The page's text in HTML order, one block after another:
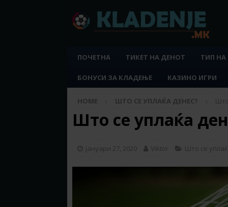
ПОЧЕТНА ТИКЕТ НА ДЕНОТ ТИП
БОНУСИ ЗА КЛАДЕЊЕ КАЗИНО ИГРИ
HOME ШТО СЕ УПЛАЌА ДЕНЕС?
Што се уплаќа
јануари 27, 2020 Viktor Што се